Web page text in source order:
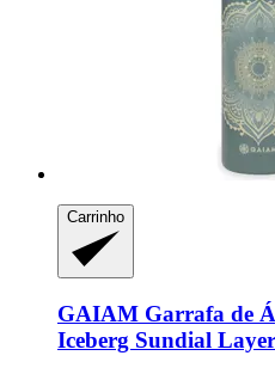
Carrinho
GAIAM Garrafa de
Iceberg Sundial